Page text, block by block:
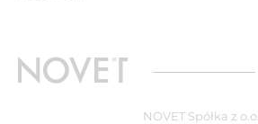
NOVET Spółka z o.o.